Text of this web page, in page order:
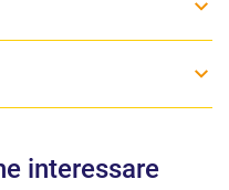
interessare